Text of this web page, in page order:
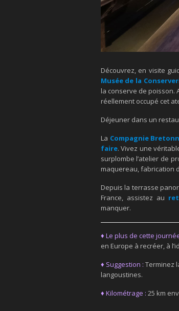
Découvrez, en visite
Musée de la
la conserve de poisson.
réellement occupé cet
Déjeuner dans un
La Compagnie
faire. Vivez une
surplombe l’atelier de
maquereau, fabrication
Depuis la terrasse
France, assistez au
manquer.
♦ Le plus de cette
en Europe à recréer, à
♦ Suggestion : Terminez
langoustines.
♦ Kilométrage : 25 km